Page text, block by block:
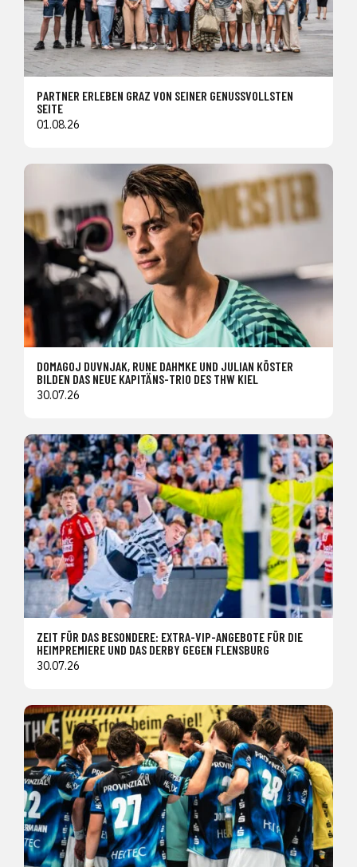
PARTNER ERLEBEN GRAZ VON SEINER GENUSSVOLLSTEN
SEITE
01.08.26
DOMAGOJ DUVNJAK, RUNE DAHMKE UND JULIAN KÖSTER
BILDEN DAS NEUE KAPITÄNS-TRIO DES THW KIEL
30.07.26
ZEIT FÜR DAS BESONDERE: EXTRA-VIP-ANGEBOTE FÜR DIE
HEIMPREMIERE UND DAS DERBY GEGEN FLENSBURG
30.07.26